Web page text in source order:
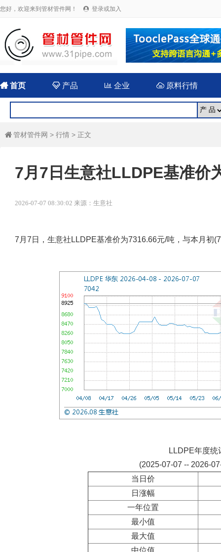
您好，欢迎来到管材管件网！  登录或加入
首页 产品  企业 原料行情
 管材管件网 > 行情 > 正文
7月7日生意社LLDPE基准价
2026-07-07 08:30:02 来源：生意社
7月7日，生意社LLDPE基准价为7316.66元/吨，与本月初
LLDPE年度统
(2025-07-07 -- 2026-
当日价
日涨幅
一年位置
最小值
最大值
中位值